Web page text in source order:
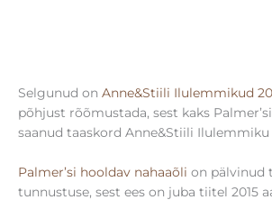
Selgunud on Anne&Stiili Ilulemmikud
põhjust rõõmustada, sest kaks
saanud taaskord Anne&Stiili
Palmer’si hooldav nahaaõli on pälvinud
tunnustuse, sest ees on juba tiitel 2015